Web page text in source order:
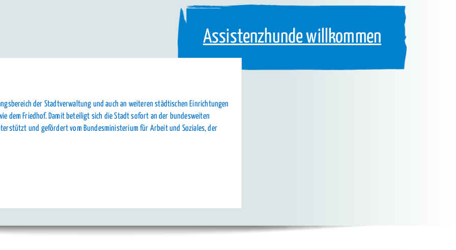
Assistenzhunde willkommen
der Stadtverwaltung und auch an weiteren städtischen Einrichtungen
dem Friedhof. Damit beteiligt sich die Stadt sofort an der bundesweiten
und gefördert vom Bundesministerium für Arbeit und Soziales, der